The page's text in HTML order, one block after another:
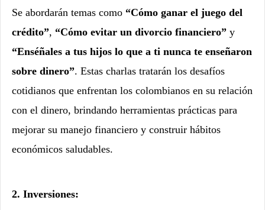
Se abordarán temas como “Cómo ganar el juego del
crédito”, “Cómo evitar un divorcio financiero” y
“Enséñales a tus hijos lo que a ti nunca te enseñaron
sobre dinero”. Estas charlas tratarán los desafíos
cotidianos que enfrentan los colombianos en su relación
con el dinero, brindando herramientas prácticas para
mejorar su manejo financiero y construir hábitos
económicos saludables.
2. Inversiones: